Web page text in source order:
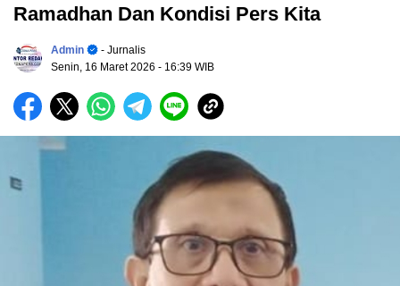
Ramadhan Dan Kondisi Pers Kita
Admin
- Jurnalis
Senin, 16 Maret 2026 - 16:39 WIB